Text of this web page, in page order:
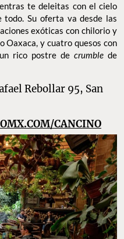
te deleitas con el cielo
Su oferta va desde las
exóticas con chilorio y
Oaxaca, y cuatro quesos con
rico postre de crumble de
Rebollar 95, San
CANCINO